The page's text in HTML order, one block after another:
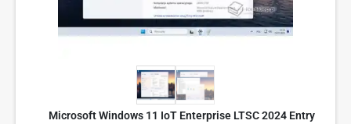
Microsoft Windows 11 IoT Enterprise LTSC 2024 Entry